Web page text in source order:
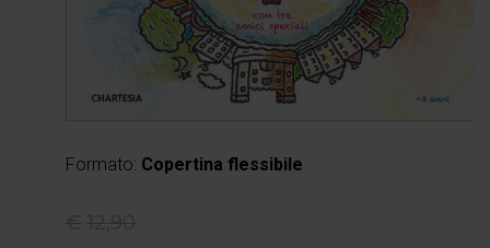
Formato: Copertina flessibile